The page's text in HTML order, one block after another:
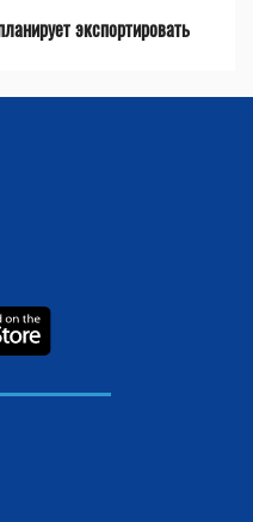
экспортировать